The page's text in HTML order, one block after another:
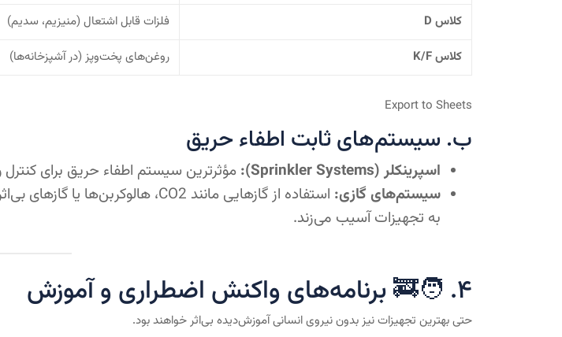
کلاس D
فلزات قابل اشتعال (منیزیم، سدیم)
کلاس K/F
روغن‌های پخت‌وپز (در آشپزخانه‌ها)
Export to Sheets
ب. سیستم‌های ثابت اطفاء حریق
اسپرینکلر (Sprinkler Systems):
مؤثرترین سیستم اطفاء حریق برای
سیستم‌های گازی:
به تجهیزات آسیب می‌زند.
۴. 🧑‍🚒 برنامه‌های واکنش اضطراری و آموزش
حتی بهترین تجهیزات نیز بدون نیروی انسانی آموزش‌دیده بی‌اثر خواهند بود.